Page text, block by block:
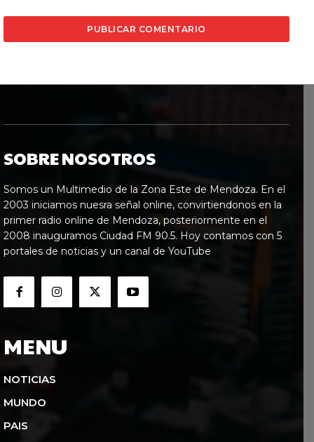
SOBRE NOSOTROS
Somos un Multimedio de la Zona Este de Mendoza. En el
2003 iniciamos nuesra señal online, convirtiendonos en la
primer radio online de Mendoza, posteriormente en el
2008 inauguramos Ciudad FM 90.5. Hoy contamos con 5
portales de noticias y un canal de YouTube
MENU
NOTICIAS
MUNDO
PAIS